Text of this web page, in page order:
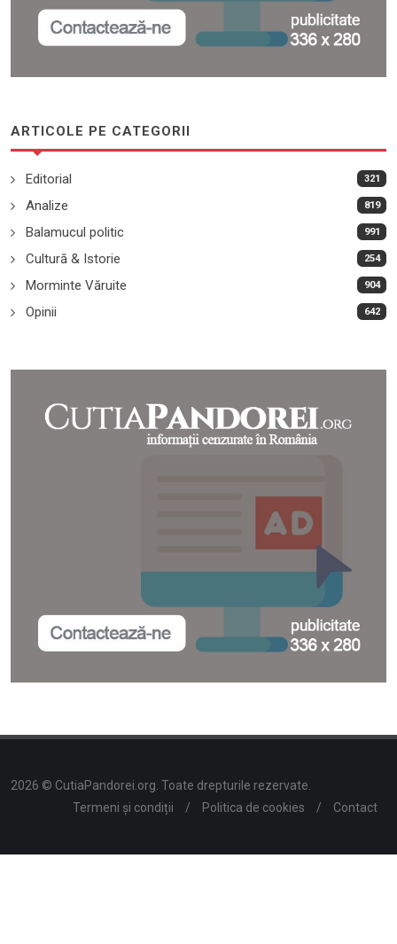
ARTICOLE PE CATEGORII
Editorial 321
Analize 819
Balamucul politic 991
Cultură & Istorie 254
Morminte Văruite 904
Opinii 642
2026 © CutiaPandorei.org. Toate drepturile rezervate.
Termeni și condiții
/ Politica de cookies / Contact